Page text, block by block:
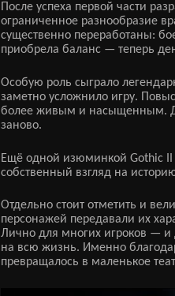
После успеха первой части
ограниченное разнообразие
существенно переработаны:
приобрела баланс — теперь
Особую роль сыграло
заметно усложнило игру.
более живым и насыщенным.
заново.
Ещё одной изюминкой Gothic II
собственный взгляд на
Отдельно стоит отметить и
персонажей передавали их
Лично для многих игроков — и
на всю жизнь. Именно
превращалось в маленькое